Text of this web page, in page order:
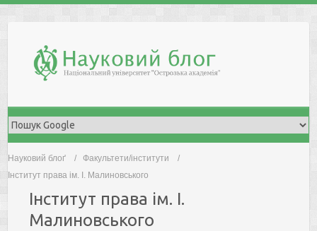
Науковий блоґ
Факультети/інститути
Інститут права ім. І. Малиновського
Інститут права ім. І.
Малиновського